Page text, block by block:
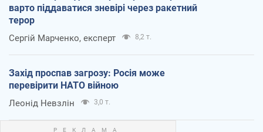
варто піддаватися зневірі через ракетний
терор
Сергій Марченко, експерт 8,2 т.
Захід проспав загрозу: Росія може
перевірити НАТО війною
Леонід Невзлін 3,0 т.